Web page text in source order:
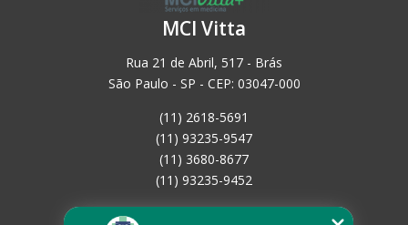
MCI Vitta
Rua 21 de Abril, 517 - Brás
São Paulo - SP - CEP: 03047-000
(11) 2618-5691
(11) 93235-9547
(11) 3680-8677
(11) 93235-9452